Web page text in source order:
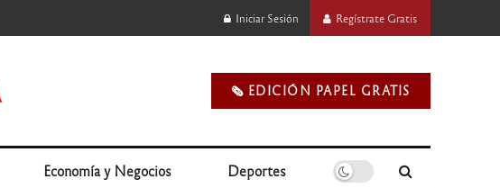
Iniciar Sesión Regístrate Gratis
🗞️ EDICIÓN PAPEL GRATIS
Economía y Negocios Deportes